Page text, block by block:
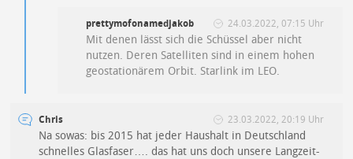
prettymofonamedjakob 24.03.2022, 07:15 Uhr
Mit denen lässt sich die Schüssel aber nicht
nutzen. Deren Satelliten sind in einem hohen
geostationärem Orbit. Starlink im LEO.
Chris 23.03.2022, 20:19 Uhr
Na sowas: bis 2015 hat jeder Haushalt in Deutschland
schnelles Glasfaser…. das hat uns doch unsere Langzeit-